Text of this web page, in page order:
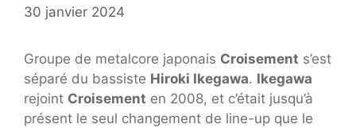
30 janvier 2024
Groupe de metalcore japonais Croisement s’est
séparé du bassiste Hiroki Ikegawa. Ikegawa
rejoint Croisement en 2008, et c’était jusqu’à
présent le seul changement de line-up que le